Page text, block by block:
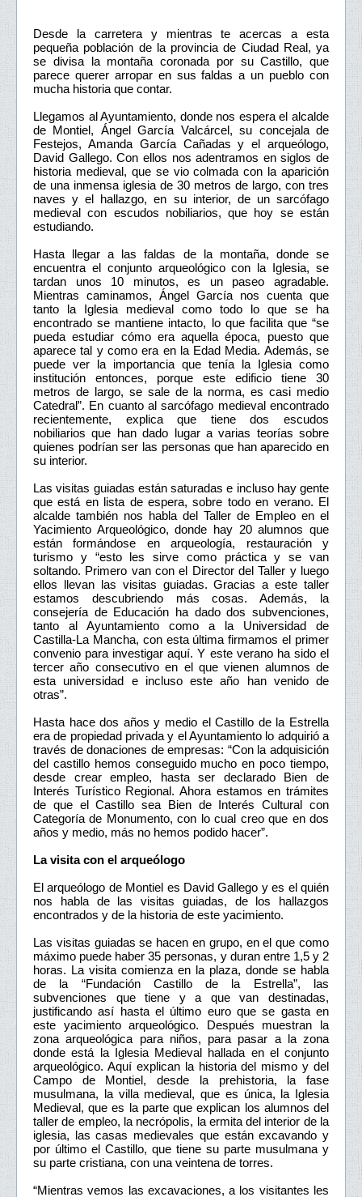
Desde la carretera y mientras te acercas a esta
pequeña población de la provincia de Ciudad Real, ya
se divisa la montaña coronada por su Castillo, que
parece querer arropar en sus faldas a un pueblo con
mucha historia que contar.
Llegamos al Ayuntamiento, donde nos espera el alcalde
de Montiel, Ángel García Valcárcel, su concejala de
Festejos, Amanda García Cañadas y el arqueólogo,
David Gallego. Con ellos nos adentramos en siglos de
historia medieval, que se vio colmada con la aparición
de una inmensa iglesia de 30 metros de largo, con tres
naves y el hallazgo, en su interior, de un sarcófago
medieval con escudos nobiliarios, que hoy se están
estudiando.
Hasta llegar a las faldas de la montaña, donde se
encuentra el conjunto arqueológico con la Iglesia, se
tardan unos 10 minutos, es un paseo agradable.
Mientras caminamos, Ángel García nos cuenta que
tanto la Iglesia medieval como todo lo que se ha
encontrado se mantiene intacto, lo que facilita que “se
pueda estudiar cómo era aquella época, puesto que
aparece tal y como era en la Edad Media. Además, se
puede ver la importancia que tenía la Iglesia como
institución entonces, porque este edificio tiene 30
metros de largo, se sale de la norma, es casi medio
Catedral”. En cuanto al sarcófago medieval encontrado
recientemente, explica que tiene dos escudos
nobiliarios que han dado lugar a varias teorías sobre
quienes podrían ser las personas que han aparecido en
su interior.
Las visitas guiadas están saturadas e incluso hay gente
que está en lista de espera, sobre todo en verano. El
alcalde también nos habla del Taller de Empleo en el
Yacimiento Arqueológico, donde hay 20 alumnos que
están formándose en arqueología, restauración y
turismo y “esto les sirve como práctica y se van
soltando. Primero van con el Director del Taller y luego
ellos llevan las visitas guiadas. Gracias a este taller
estamos descubriendo más cosas. Además, la
consejería de Educación ha dado dos subvenciones,
tanto al Ayuntamiento como a la Universidad de
Castilla-La Mancha, con esta última firmamos el primer
convenio para investigar aquí. Y este verano ha sido el
tercer año consecutivo en el que vienen alumnos de
esta universidad e incluso este año han venido de
otras”.
Hasta hace dos años y medio el Castillo de la Estrella
era de propiedad privada y el Ayuntamiento lo adquirió a
través de donaciones de empresas: “Con la adquisición
del castillo hemos conseguido mucho en poco tiempo,
desde crear empleo, hasta ser declarado Bien de
Interés Turístico Regional. Ahora estamos en trámites
de que el Castillo sea Bien de Interés Cultural con
Categoría de Monumento, con lo cual creo que en dos
años y medio, más no hemos podido hacer”.
La visita con el arqueólogo
El arqueólogo de Montiel es David Gallego y es el quién
nos habla de las visitas guiadas, de los hallazgos
encontrados y de la historia de este yacimiento.
Las visitas guiadas se hacen en grupo, en el que como
máximo puede haber 35 personas, y duran entre 1,5 y 2
horas. La visita comienza en la plaza, donde se habla
de la “Fundación Castillo de la Estrella”, las
subvenciones que tiene y a que van destinadas,
justificando así hasta el último euro que se gasta en
este yacimiento arqueológico. Después muestran la
zona arqueológica para niños, para pasar a la zona
donde está la Iglesia Medieval hallada en el conjunto
arqueológico. Aquí explican la historia del mismo y del
Campo de Montiel, desde la prehistoria, la fase
musulmana, la villa medieval, que es única, la Iglesia
Medieval, que es la parte que explican los alumnos del
taller de empleo, la necrópolis, la ermita del interior de la
iglesia, las casas medievales que están excavando y
por último el Castillo, que tiene su parte musulmana y
su parte cristiana, con una veintena de torres.
“Mientras vemos las excavaciones, a los visitantes les